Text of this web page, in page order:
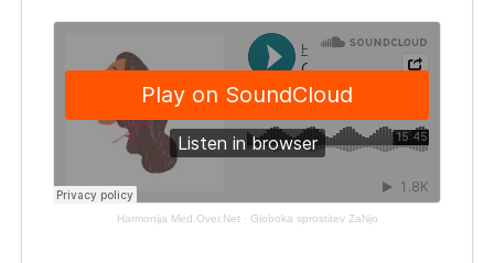
Harmonija Med.Over.Net · Globoka sprostitev ZaNjo